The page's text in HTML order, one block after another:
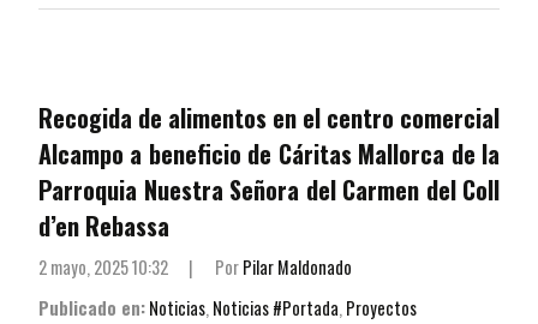
Recogida de alimentos en el centro comercial
Alcampo a beneficio de Cáritas Mallorca de la
Parroquia Nuestra Señora del Carmen del Coll
d’en Rebassa
2 mayo, 2025 10:32 | PorPilar Maldonado
Publicado en:Noticias,Noticias #Portada,Proyectos